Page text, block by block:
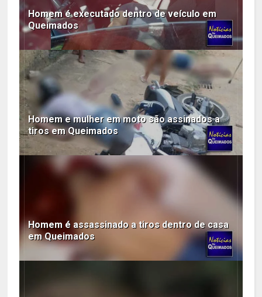
Homem é executado dentro de veículo em
Queimados
Homem e mulher em moto são assinados a
tiros em Queimados
Homem é assassinado a tiros dentro de casa
em Queimados